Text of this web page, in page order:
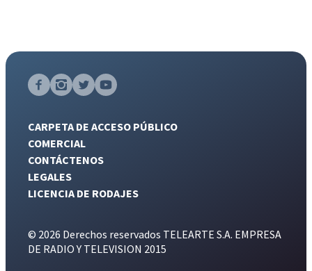
CARPETA DE ACCESO PÚBLICO
COMERCIAL
CONTÁCTENOS
LEGALES
LICENCIA DE RODAJES
© 2026 Derechos reservados TELEARTE S.A. EMPRESA
DE RADIO Y TELEVISION 2015